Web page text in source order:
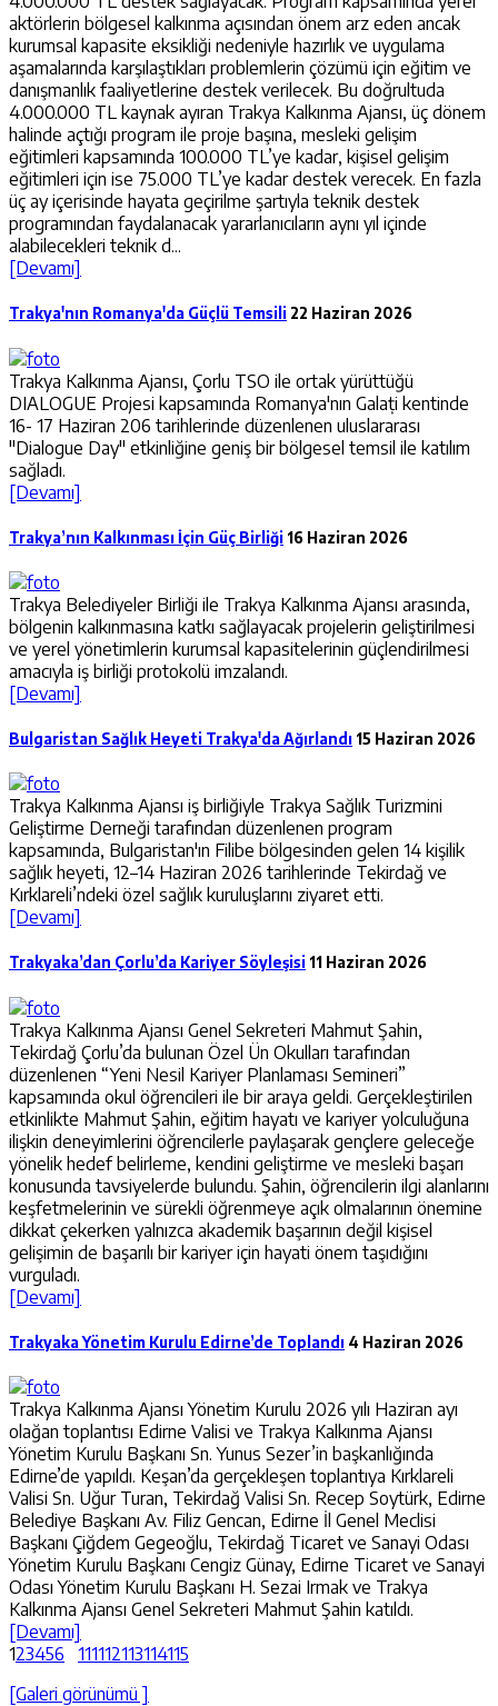
aktörlerin bölgesel kalkınma açısından önem arz eden ancak
kurumsal kapasite eksikliği nedeniyle hazırlık ve uygulama
aşamalarında karşılaştıkları problemlerin çözümü için eğitim ve
danışmanlık faaliyetlerine destek verilecek. Bu doğrultuda
4.000.000 TL kaynak ayıran Trakya Kalkınma Ajansı, üç dönem
halinde açtığı program ile proje başına, mesleki gelişim
eğitimleri kapsamında 100.000 TL’ye kadar, kişisel gelişim
eğitimleri için ise 75.000 TL’ye kadar destek verecek. En fazla
üç ay içerisinde hayata geçirilme şartıyla teknik destek
programından faydalanacak yararlanıcıların aynı yıl içinde
alabilecekleri teknik d...
[Devamı]
Trakya'nın Romanya'da Güçlü Temsili 22 Haziran 2026
Trakya Kalkınma Ajansı, Çorlu TSO ile ortak yürüttüğü
DIALOGUE Projesi kapsamında Romanya'nın Galați kentinde
16- 17 Haziran 206 tarihlerinde düzenlenen uluslararası
"Dialogue Day" etkinliğine geniş bir bölgesel temsil ile katılım
sağladı.
[Devamı]
Trakya’nın Kalkınması İçin Güç Birliği 16 Haziran 2026
Trakya Belediyeler Birliği ile Trakya Kalkınma Ajansı arasında,
bölgenin kalkınmasına katkı sağlayacak projelerin geliştirilmesi
ve yerel yönetimlerin kurumsal kapasitelerinin güçlendirilmesi
amacıyla iş birliği protokolü imzalandı.
[Devamı]
Bulgaristan Sağlık Heyeti Trakya'da Ağırlandı 15 Haziran 2026
Trakya Kalkınma Ajansı iş birliğiyle Trakya Sağlık Turizmini
Geliştirme Derneği tarafından düzenlenen program
kapsamında, Bulgaristan'ın Filibe bölgesinden gelen 14 kişilik
sağlık heyeti, 12–14 Haziran 2026 tarihlerinde Tekirdağ ve
Kırklareli’ndeki özel sağlık kuruluşlarını ziyaret etti.
[Devamı]
Trakyaka’dan Çorlu’da Kariyer Söyleşisi 11 Haziran 2026
Trakya Kalkınma Ajansı Genel Sekreteri Mahmut Şahin,
Tekirdağ Çorlu’da bulunan Özel Ün Okulları tarafından
düzenlenen “Yeni Nesil Kariyer Planlaması Semineri”
kapsamında okul öğrencileri ile bir araya geldi. Gerçekleştirilen
etkinlikte Mahmut Şahin, eğitim hayatı ve kariyer yolculuğuna
ilişkin deneyimlerini öğrencilerle paylaşarak gençlere geleceğe
yönelik hedef belirleme, kendini geliştirme ve mesleki başarı
konusunda tavsiyelerde bulundu. Şahin, öğrencilerin ilgi alanlarını
keşfetmelerinin ve sürekli öğrenmeye açık olmalarının önemine
dikkat çekerken yalnızca akademik başarının değil kişisel
gelişimin de başarılı bir kariyer için hayati önem taşıdığını
vurguladı.
[Devamı]
Trakyaka Yönetim Kurulu Edirne’de Toplandı 4 Haziran 2026
Trakya Kalkınma Ajansı Yönetim Kurulu 2026 yılı Haziran ayı
olağan toplantısı Edirne Valisi ve Trakya Kalkınma Ajansı
Yönetim Kurulu Başkanı Sn. Yunus Sezer’in başkanlığında
Edirne’de yapıldı. Keşan’da gerçekleşen toplantıya Kırklareli
Valisi Sn. Uğur Turan, Tekirdağ Valisi Sn. Recep Soytürk, Edirne
Belediye Başkanı Av. Filiz Gencan, Edirne İl Genel Meclisi
Başkanı Çiğdem Gegeoğlu, Tekirdağ Ticaret ve Sanayi Odası
Yönetim Kurulu Başkanı Cengiz Günay, Edirne Ticaret ve Sanayi
Odası Yönetim Kurulu Başkanı H. Sezai Irmak ve Trakya
Kalkınma Ajansı Genel Sekreteri Mahmut Şahin katıldı.
[Devamı]
123456 111112113114115
[Galeri görünümü ]